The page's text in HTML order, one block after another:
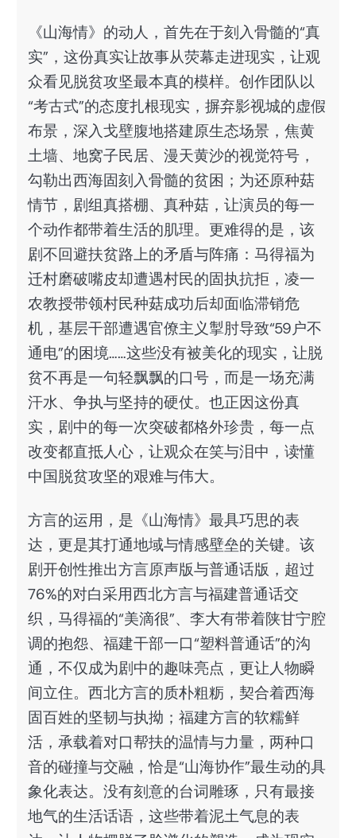
《山海情》的动人，首先在于刻入骨髓的“真
实”，这份真实让故事从荧幕走进现实，让观
众看见脱贫攻坚最本真的模样。创作团队以
“考古式”的态度扎根现实，摒弃影视城的虚假
布景，深入戈壁腹地搭建原生态场景，焦黄
土墙、地窝子民居、漫天黄沙的视觉符号，
勾勒出西海固刻入骨髓的贫困；为还原种菇
情节，剧组真搭棚、真种菇，让演员的每一
个动作都带着生活的肌理。更难得的是，该
剧不回避扶贫路上的矛盾与阵痛：马得福为
迁村磨破嘴皮却遭遇村民的固执抗拒，凌一
农教授带领村民种菇成功后却面临滞销危
机，基层干部遭遇官僚主义掣肘导致“59户不
通电”的困境……这些没有被美化的现实，让脱
贫不再是一句轻飘飘的口号，而是一场充满
汗水、争执与坚持的硬仗。也正因这份真
实，剧中的每一次突破都格外珍贵，每一点
改变都直抵人心，让观众在笑与泪中，读懂
中国脱贫攻坚的艰难与伟大。
方言的运用，是《山海情》最具巧思的表
达，更是其打通地域与情感壁垒的关键。该
剧开创性推出方言原声版与普通话版，超过
76%的对白采用西北方言与福建普通话交
织，马得福的“美滴很”、李大有带着陕甘宁腔
调的抱怨、福建干部一口“塑料普通话”的沟
通，不仅成为剧中的趣味亮点，更让人物瞬
间立住。西北方言的质朴粗粝，契合着西海
固百姓的坚韧与执拗；福建方言的软糯鲜
活，承载着对口帮扶的温情与力量，两种口
音的碰撞与交融，恰是“山海协作”最生动的具
象化表达。没有刻意的台词雕琢，只有最接
地气的生活话语，这些带着泥土气息的表